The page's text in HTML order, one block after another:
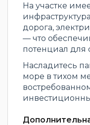
На участке
дорога,
— что
потенциал для
Насладитесь
море в тихом